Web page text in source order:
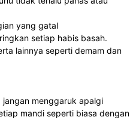
yang gatal
setiap habis basah.
lainnya seperti demam dan
menggaruk apalgi
mandi seperti biasa dengan